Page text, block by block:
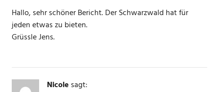
Hallo, sehr schöner Bericht. Der Schwarzwald hat für
jeden etwas zu bieten.
Grüssle Jens.
Nicole sagt: